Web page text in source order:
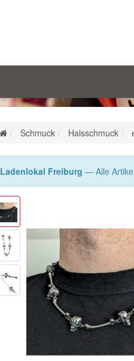
Schmuck Halsschmuck
Ladenlokal Freiburg — Alle